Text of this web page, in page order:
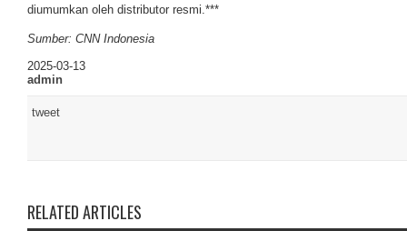
diumumkan oleh distributor resmi.***
Sumber: CNN Indonesia
2025-03-13
admin
tweet
RELATED ARTICLES